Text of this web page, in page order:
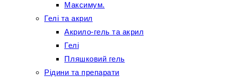
Максимум.
Гелі та акрил
Акрило-гель та акрил
Гелі
Пляшковий гель
Рідини та препарати